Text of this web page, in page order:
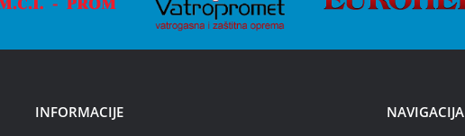
INFORMACIJE NAVIGACIJA